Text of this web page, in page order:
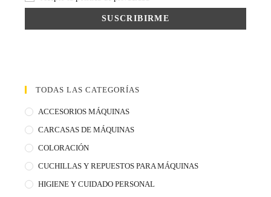
TODAS LAS CATEGORÍAS
ACCESORIOS MÁQUINAS
CARCASAS DE MÁQUINAS
COLORACIÓN
CUCHILLAS Y REPUESTOS PARA MÁQUINAS
HIGIENE Y CUIDADO PERSONAL